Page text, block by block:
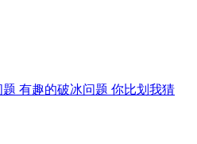
题 有趣的破冰问题 你比划我猜